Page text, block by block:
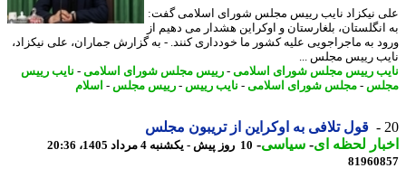
نیکزاد نایب رییس مجلس شورای اسلامی گفت:
بلغارستان و اوکراین هشدار می دهیم از
به ماجراجویی علیه کشور ما خودداری کنند. - به گزارش جماران، علی نیکزاد،
رییس مجلس ...
رییس مجلس شورای اسلامی-رییس مجلس شورای اسلامی-نایب رییس
-مجلس شورای اسلامی-نایب رییس -رییس مجلس-اسلام
قول تلافی به اوکراین از تریبون مجلس
لحظه ای- سیاسی-10 روز پیش - یکشنبه 4 مرداد 1405، 20:36